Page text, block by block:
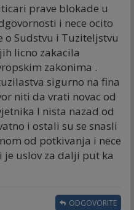
prave blokade u
i nece ocito
o Sudstvu i Tuziteljstvu
licno zakacila
zakonima .
sigurno na fina
niti da vrati novac od
I nista nazad od
i ostali su se snasli
od potkivanja i nece
je uslov za dalji put ka
ODGOVORITE